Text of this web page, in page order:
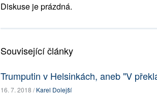
Diskuse je prázdná.
Související články
Trumputin v Helsinkách, aneb "V
16. 7. 2018 /Karel Dolejší